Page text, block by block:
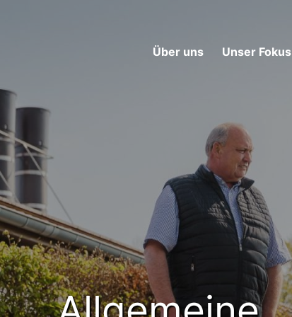
Über uns Unser Fokus